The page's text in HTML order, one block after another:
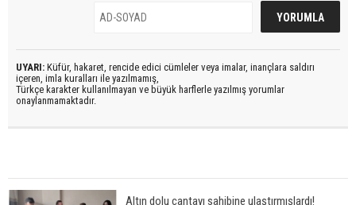
UYARI: Küfür, hakaret, rencide edici cümleler veya imalar, inançlara saldırı
içeren, imla kuralları ile yazılmamış,
Türkçe karakter kullanılmayan ve büyük harflerle yazılmış yorumlar
onaylanmamaktadır.
Altın dolu çantayı sahibine ulaştırmışlardı!